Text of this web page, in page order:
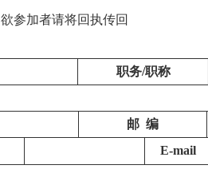
欲参加者请将回执传回
职务/职称
邮 编
E-mail